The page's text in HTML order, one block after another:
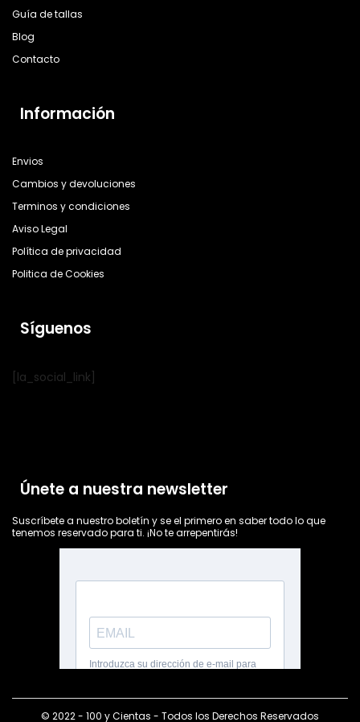
Guía de tallas
Blog
Contacto
Información
Envios
Cambios y devoluciones
Terminos y condiciones
Aviso Legal
Política de privacidad
Politica de Cookies
Síguenos
[la_social_link]
Únete a nuestra newsletter
Suscríbete a nuestro boletín y se el primero en saber todo lo que
tenemos reservado para ti. ¡No te arrepentirás!
© 2022 - 100 y Cientas - Todos los Derechos Reservados